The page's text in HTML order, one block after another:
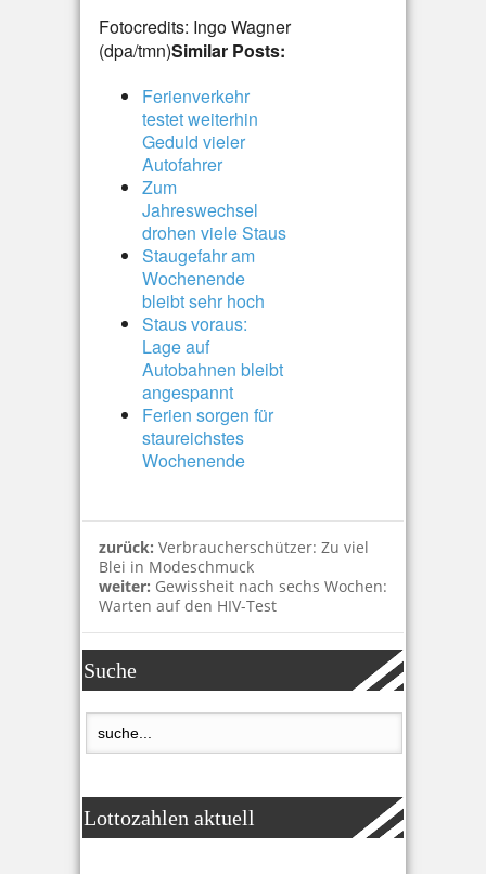
Fotocredits: Ingo Wagner
(dpa/tmn)Similar Posts:
Ferienverkehr
testet weiterhin
Geduld vieler
Autofahrer
Zum
Jahreswechsel
drohen viele Staus
Staugefahr am
Wochenende
bleibt sehr hoch
Staus voraus:
Lage auf
Autobahnen bleibt
angespannt
Ferien sorgen für
staureichstes
Wochenende
zurück: Verbraucherschützer: Zu viel
Blei in Modeschmuck
weiter: Gewissheit nach sechs Wochen:
Warten auf den HIV-Test
Suche
Lottozahlen aktuell